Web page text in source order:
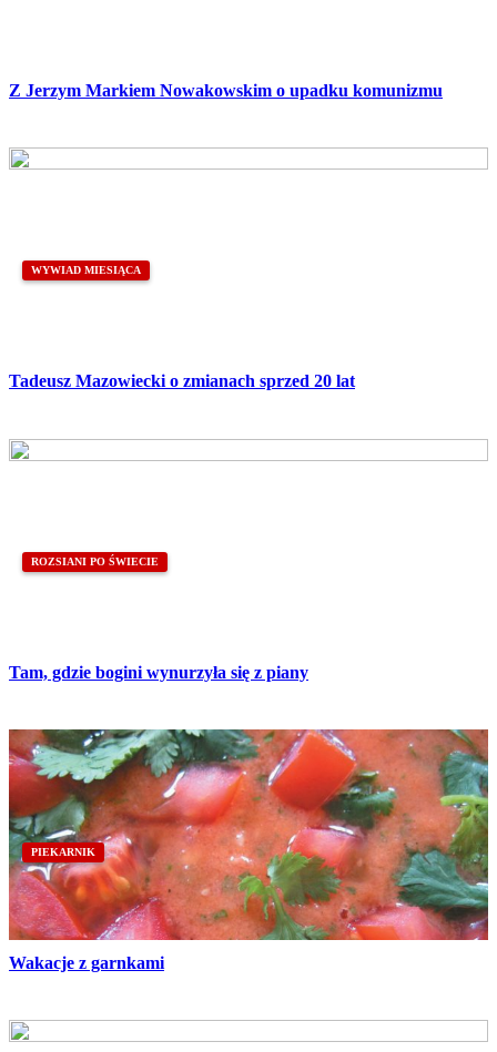
Z Jerzym Markiem Nowakowskim o upadku komunizmu
WYWIAD MIESIĄCA
Tadeusz Mazowiecki o zmianach sprzed 20 lat
ROZSIANI PO ŚWIECIE
Tam, gdzie bogini wynurzyła się z piany
PIEKARNIK
Wakacje z garnkami